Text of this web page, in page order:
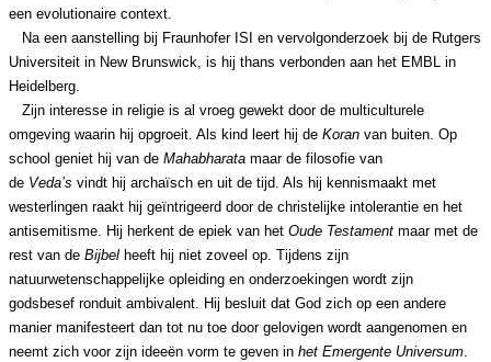
een evolutionaire context.
Na een aanstelling bij Fraunhofer ISI en vervolgonderzoek bij de Rutgers
Universiteit in New Brunswick, is hij thans verbonden aan het EMBL in
Heidelberg.
Zijn interesse in religie is al vroeg gewekt door de multiculturele
omgeving waarin hij opgroeit. Als kind leert hij de Koran van buiten. Op
school geniet hij van de Mahabharata maar de filosofie van
de Veda’s vindt hij archaïsch en uit de tijd. Als hij kennismaakt met
westerlingen raakt hij geïntrigeerd door de christelijke intolerantie en het
antisemitisme. Hij herkent de epiek van het Oude Testament maar met de
rest van de Bijbel heeft hij niet zoveel op. Tijdens zijn
natuurwetenschappelijke opleiding en onderzoekingen wordt zijn
godsbesef ronduit ambivalent. Hij besluit dat God zich op een andere
manier manifesteert dan tot nu toe door gelovigen wordt aangenomen en
neemt zich voor zijn ideeën vorm te geven in het Emergente Universum.